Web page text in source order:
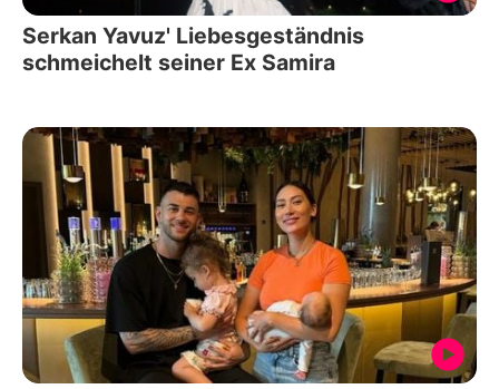
Serkan Yavuz' Liebesgeständnis
schmeichelt seiner Ex Samira